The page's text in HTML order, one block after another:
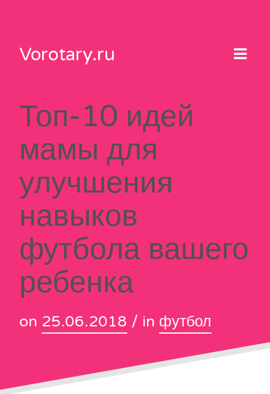
contentVorotary.ru
Топ-10 идей
мамы для
улучшения
навыков
футбола вашего
ребенка
on 25.06.2018 / in футбол